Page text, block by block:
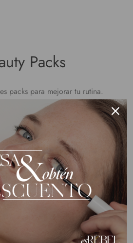
Packs
packs para mejorar tu rutina.